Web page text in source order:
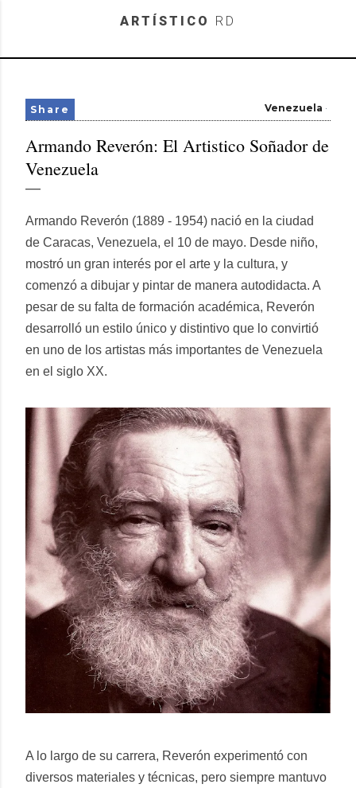
Skip to main content
ARTÍSTICO RD
Venezuela
Share
Armando Reverón: El Artistico Soñador de
Venezuela
Armando Reverón (1889 - 1954) nació en la ciudad
de Caracas, Venezuela, el 10 de mayo. Desde niño,
mostró un gran interés por el arte y la cultura, y
comenzó a dibujar y pintar de manera autodidacta. A
pesar de su falta de formación académica, Reverón
desarrolló un estilo único y distintivo que lo convirtió
en uno de los artistas más importantes de Venezuela
en el siglo XX.
A lo largo de su carrera, Reverón experimentó con
diversos materiales y técnicas, pero siempre mantuvo